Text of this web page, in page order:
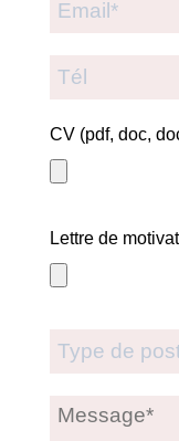
CV (pdf, doc,
Lettre de